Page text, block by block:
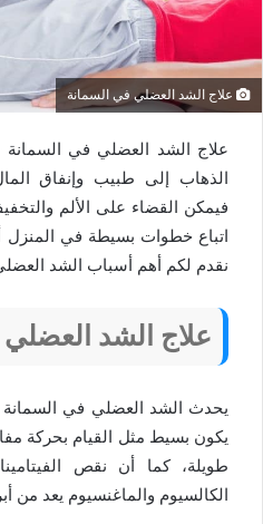
علاج الشد العضلي في السمانة
علاج الشد العضلي في السمانة
الذهاب إلى طبيب وإنفاق
فيمكن القضاء على الألم
اتباع خطوات بسيطة في المنزل
نقدم لكم أهم أسباب الشد
علاج الشد
يحدث الشد العضلي في السمانة
يكون بسيط مثل القيام بحركة
طويلة، كما أن نقص
الكالسيوم والماغنسيوم يعد من